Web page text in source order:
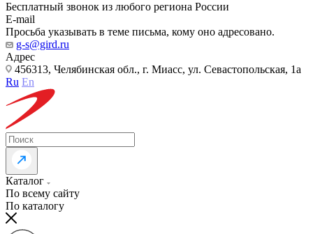
Бесплатный звонок из любого региона России
E-mail
Просьба указывать в теме письма, кому оно адресовано.
g-s@gird.ru
Адрес
456313, Челябинская обл., г. Миасс, ул. Севастопольская, 1а
Ru En
Каталог
По всему сайту
По каталогу